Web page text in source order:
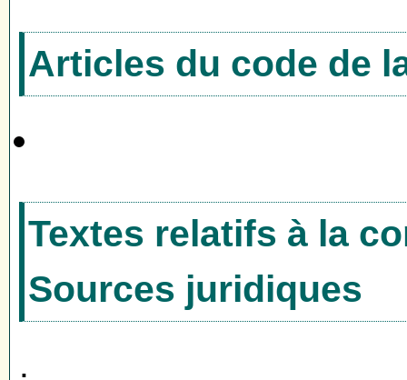
Articles du code de
Textes relatifs à la
Sources juridiques
.